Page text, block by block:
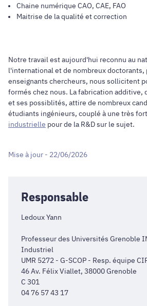
Chaine numérique CAO, CAE, FAO
Maitrise de la qualité et correction
Notre travail est aujourd'hui reconnu au
l'international et de nombreux
enseignants chercheurs, nous sollicitent
formés chez nous. La fabrication additive,
et ses possiblités, attire de nombreux
étudiants ingénieurs, couplé à une très
industrielle pour de la R&D sur le sujet.
Mise à jour - 22/06/2026
Responsable
Ledoux Yann
Professeur des Universités Grenoble
Industriel
UMR 5272 - G-SCOP - Resp. équipe
46 Av. Félix Viallet, 38000 Grenoble
C 301
04 76 57 43 17